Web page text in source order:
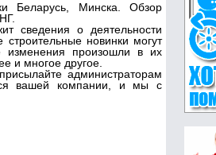
Беларусь, Минска. Обзор
сведения о деятельности
новинки могут
изменения произошли в их
и многое другое.
администраторам
вашей компании, и мы с